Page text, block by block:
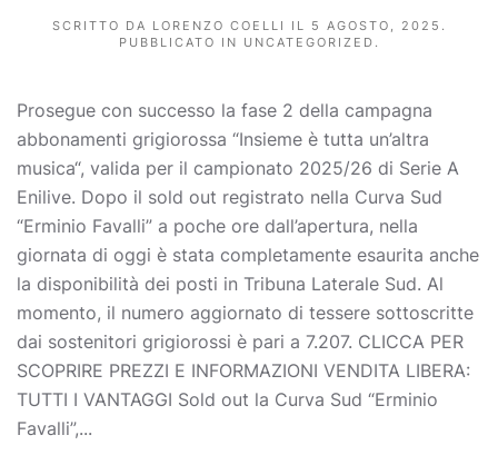
SCRITTO DA LORENZO COELLI IL 5 AGOSTO, 2025 .
PUBBLICATO IN UNCATEGORIZED .
Prosegue con successo la fase 2 della campagna
abbonamenti grigiorossa “Insieme è tutta un’altra
musica“, valida per il campionato 2025/26 di Serie A
Enilive. Dopo il sold out registrato nella Curva Sud
“Erminio Favalli” a poche ore dall’apertura, nella
giornata di oggi è stata completamente esaurita anche
la disponibilità dei posti in Tribuna Laterale Sud. Al
momento, il numero aggiornato di tessere sottoscritte
dai sostenitori grigiorossi è pari a 7.207. CLICCA PER
SCOPRIRE PREZZI E INFORMAZIONI VENDITA LIBERA:
TUTTI I VANTAGGI Sold out la Curva Sud “Erminio
Favalli”,...